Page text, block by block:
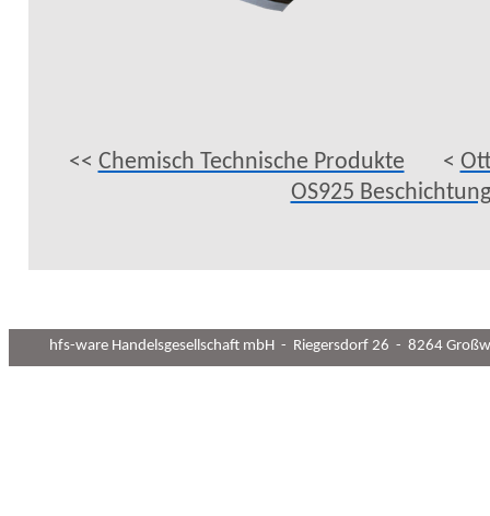
<< Chemisch Technische Produkte <
OS925 Beschichtung
hfs-ware Handelsgesellschaft mbH - Riegersdorf 26 - 8264